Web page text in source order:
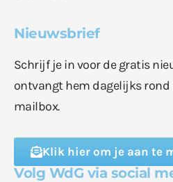
Nieuwsbrief
Schrijf je in voor de gratis
ontvangt hem dagelijks
mailbox.
Klik hier om je aan te
Volg WdG via social